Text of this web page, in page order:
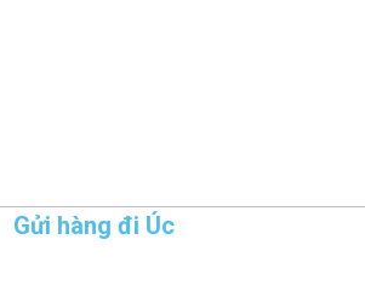
Gửi hàng đi Úc